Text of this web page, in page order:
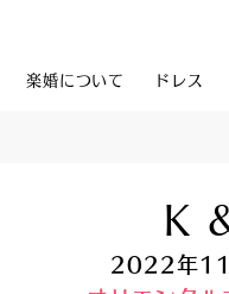
楽婚について ドレス
K
2022年